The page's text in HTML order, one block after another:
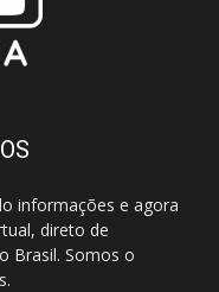
informações e agora
direto de
Brasil. Somos o